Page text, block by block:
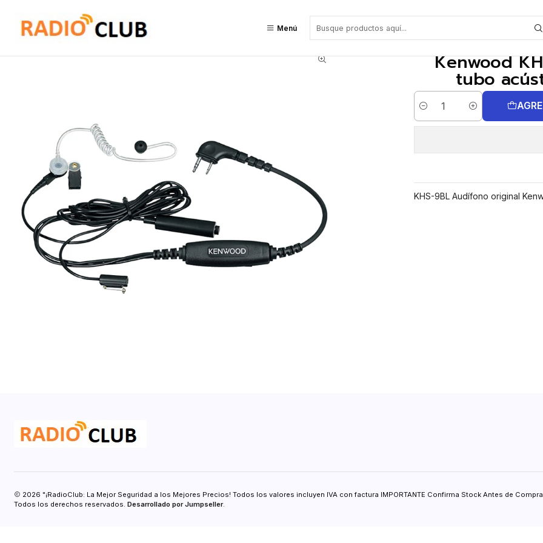
Menú
Kenwood KHS-9BL Audífono original con tubo acústico, con micrófono y PTT.
Kenwood
tubo
Cantidad
KHS-9BL Audífono original
2026 "¡RadioClub: La Mejor Seguridad a los Mejores Precios! Todos los valores incluyen IVA con factura IMPORTANTE Confirma Stock Antes de
Todos los derechos reservados. Desarrollado por Jumpseller.